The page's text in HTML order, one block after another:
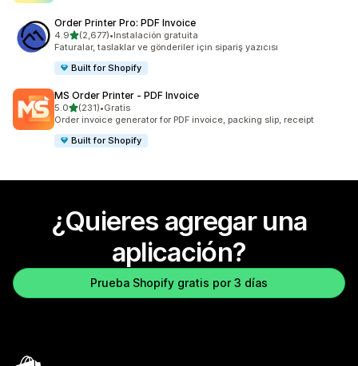
Order Printer Pro: PDF Invoice
4.9de 5 estrellas
(2,677)
2677 reseñas en total
•Instalación gratuita
Faturalar, taslaklar ve gönderiler için sipariş yazıcısı
Built for Shopify
MS Order Printer ‑ PDF Invoice
5.0de 5 estrellas
(231)
231 reseñas en total
•Gratis
Order invoice generator for PDF invoice, packing slip, receipt
Built for Shopify
¿Quieres agregar una
aplicación?
Prueba Shopify gratis por 3 días